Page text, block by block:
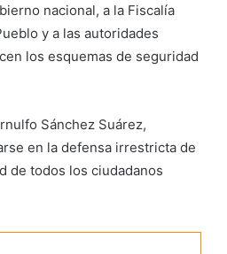
nacional, a la Fiscalía
y a las autoridades
los esquemas de seguridad
Sánchez Suárez,
en la defensa irrestricta de
de todos los ciudadanos